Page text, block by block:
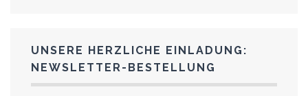
UNSERE HERZLICHE EINLADUNG:
NEWSLETTER-BESTELLUNG